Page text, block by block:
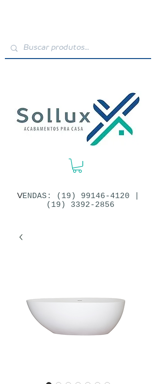
VENDAS: (19)​ 99146-4120
(19) 3392-2856